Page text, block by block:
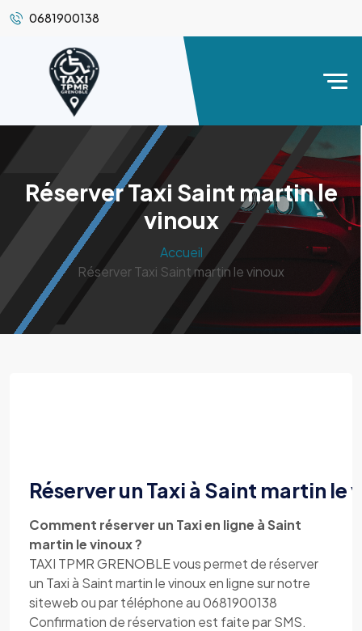
0681900138
Réserver Taxi Saint martin le
vinoux
Accueil
Réserver Taxi Saint martin le vinoux
Réserver un Taxi à Saint martin le
Comment réserver un Taxi en ligne à Saint
martin le vinoux ?
TAXI TPMR GRENOBLE vous permet de réserver
un Taxi à Saint martin le vinoux en ligne sur notre
siteweb ou par téléphone au 0681900138
Confirmation de réservation est faite par SMS.